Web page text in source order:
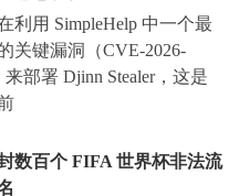
利用 SimpleHelp 中一个最
关键漏洞（CVE-2026-
来部署 Djinn Stealer，这是
数百个 FIFA 世界杯非法流